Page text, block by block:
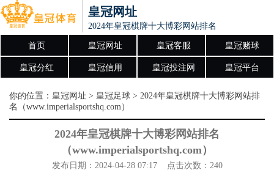
皇冠网址
2024年皇冠棋牌十大博彩网站排名（
首页 皇冠网址 皇冠客服 皇冠赌球
皇冠分红 皇冠信用 皇冠投注网 皇冠平台
你的位置： 皇冠网址 > 皇冠足球 > 2024年皇冠棋牌十大博彩网站排
名（www.imperialsportshq.com）
2024年皇冠棋牌十大博彩网站排名
（www.imperialsportshq.com）
发布日期：2024-04-28 07:17 点击次数：240